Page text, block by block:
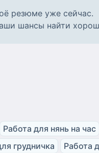
резюме уже сейчас.
шансы найти
Работа для нянь на час
грудничка
Работа